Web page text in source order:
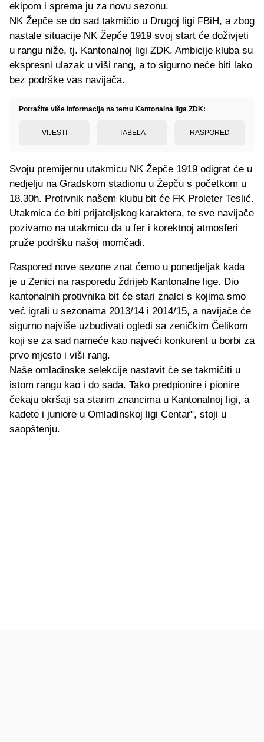
ekipom i sprema ju za novu sezonu.
NK Žepče se do sad takmičio u Drugoj ligi FBiH, a zbog
nastale situacije NK Žepče 1919 svoj start će doživjeti
u rangu niže, tj. Kantonalnoj ligi ZDK. Ambicije kluba su
ekspresni ulazak u viši rang, a to sigurno neće biti lako
bez podrške vas navijača.
Potražite više informacija na temu Kantonalna liga ZDK:
VIJESTI TABELA RASPORED
Svoju premijernu utakmicu NK Žepče 1919 odigrat će u
nedjelju na Gradskom stadionu u Žepču s početkom u
18.30h. Protivnik našem klubu bit će FK Proleter Teslić.
Utakmica će biti prijateljskog karaktera, te sve navijače
pozivamo na utakmicu da u fer i korektnoj atmosferi
pruže podršku našoj momčadi.
Raspored nove sezone znat ćemo u ponedjeljak kada
je u Zenici na rasporedu ždrijeb Kantonalne lige. Dio
kantonalnih protivnika bit će stari znalci s kojima smo
već igrali u sezonama 2013/14 i 2014/15, a navijače će
sigurno najviše uzbuđivati ogledi sa zeničkim Čelikom
koji se za sad nameće kao najveći konkurent u borbi za
prvo mjesto i viši rang.
Naše omladinske selekcije nastavit će se takmičiti u
istom rangu kao i do sada. Tako predpionire i pionire
čekaju okršaji sa starim znancima u Kantonalnoj ligi, a
kadete i juniore u Omladinskoj ligi Centar", stoji u
saopštenju.